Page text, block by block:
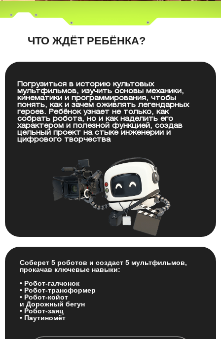
ЧТО ЖДЁТ РЕБЁНКА?
Погрузиться в историю культовых
мультфильмов, изучить основы механики,
кинематики и программирования, чтобы
понять, как и зачем оживлять легендарных
героев. Ребёнок узнает не только, как
собрать робота, но и как наделить его
характером и полезной функцией, создав
цельный проект на стыке инженерии и
цифрового творчества
Соберет 5 роботов и создаст 5 мультфильмов,
прокачав ключевые навыки:
• Робот-галчонок
• Робот-трансформер
• Робот-койот
и Дорожный бегун
• Робот-заяц
• Паутиномёт